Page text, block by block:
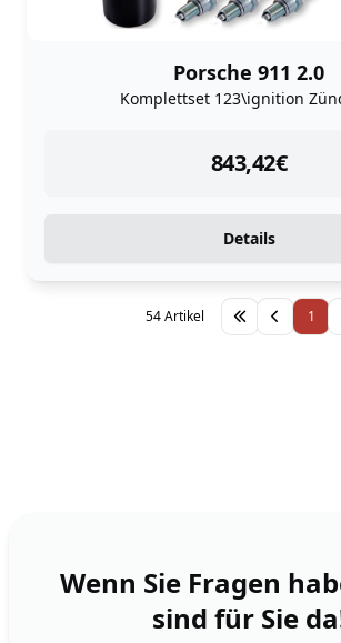
Porsche 911 2.0
Komplettset 123\ignition
843,42€
instock
Details
1
54 Artikel
Wenn Sie Fragen
sind für Sie